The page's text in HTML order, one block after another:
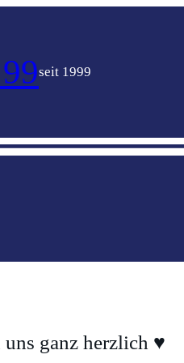
seit 1999
ganz herzlich ♥️